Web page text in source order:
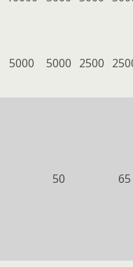
5000 5000 2500
50 65